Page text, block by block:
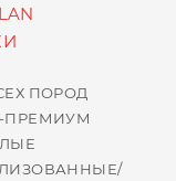
ПОРОД
ПРЕМИУМ